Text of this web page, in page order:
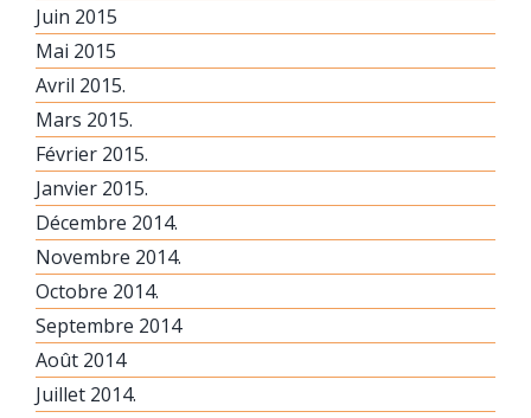
Juin 2015
Mai 2015
Avril 2015.
Mars 2015.
Février 2015.
Janvier 2015.
Décembre 2014.
Novembre 2014.
Octobre 2014.
Septembre 2014
Août 2014
Juillet 2014.